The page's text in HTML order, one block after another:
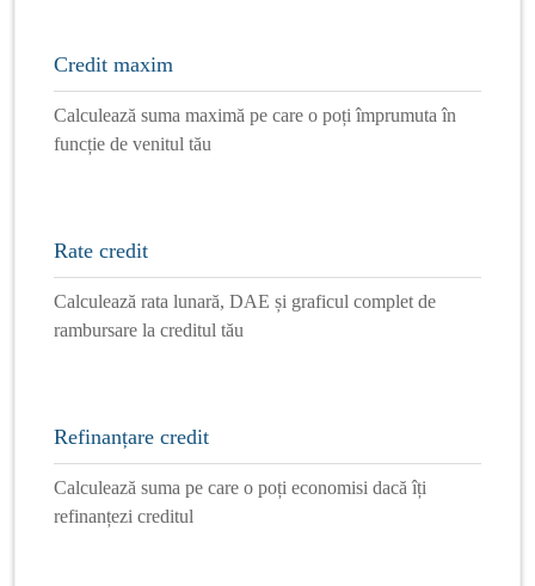
Credit maxim
Calculează suma maximă pe care o poți împrumuta în
funcție de venitul tău
Rate credit
Calculează rata lunară, DAE și graficul complet de
rambursare la creditul tău
Refinanțare credit
Calculează suma pe care o poți economisi dacă îți
refinanțezi creditul